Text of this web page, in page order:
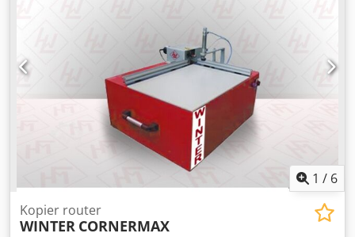
Emnefastspænding: pneumatisk - CE-beskyttelseskabine -
Inkl. 4 fræsehoved Ø180 mm med kopfræser Ø30 mm -
Inkl. 4 slibebånd korn 80 Dedpjvz Epnsfx Ai Ssck -
Dimensioner: L=2750, B=1800, H=2200 mm - Vægt: 2500 kg
1 / 6
Kopier router
WINTER CORNERMAX